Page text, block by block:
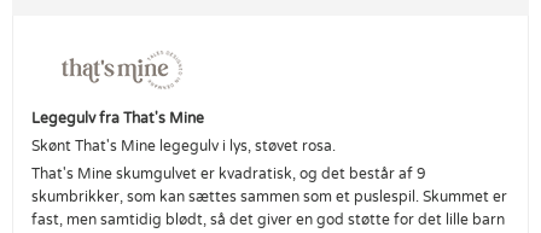
Legegulv fra That's Mine
Skønt That's Mine legegulv i lys, støvet rosa.
That's Mine skumgulvet er kvadratisk, og det består af 9
skumbrikker, som kan sættes sammen som et puslespil. Skummet er
fast, men samtidig blødt, så det giver en god støtte for det lille barn